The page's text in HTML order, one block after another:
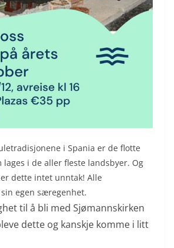
i Spania er de flotte
lages i de aller fleste landsbyer. Og
dette intet unntak! Alle
egen særegenhet.
til å bli med Sjømannskirken
dette og kanskje komme i litt